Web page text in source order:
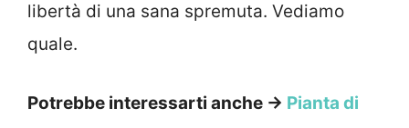
libertà di una sana spremuta. Vediamo
quale.
Potrebbe interessarti anche → Pianta di